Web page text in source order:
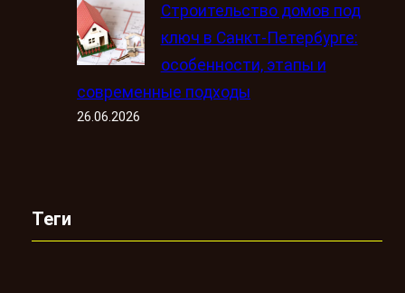
Строительство домов под
ключ в Санкт-Петербурге:
особенности, этапы и
современные подходы
26.06.2026
Теги